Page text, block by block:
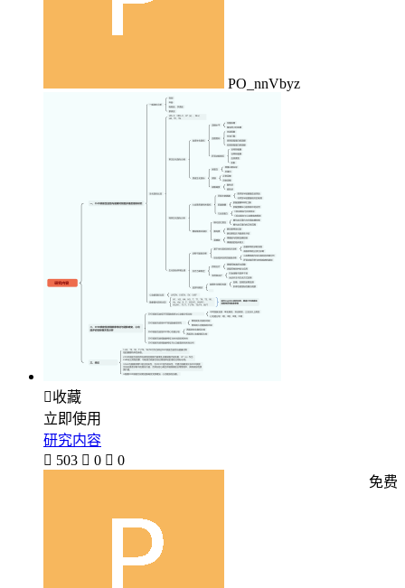
PO_nnVbyz
收藏
立即使用
研究内容
 503  0  0
免费